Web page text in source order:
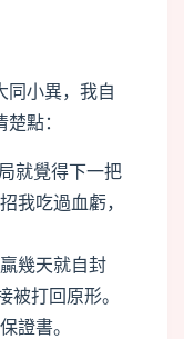
同小異，我自
點：
就覺得下一把
我吃過血虧，
幾天就自封
被打回原形。
證書。